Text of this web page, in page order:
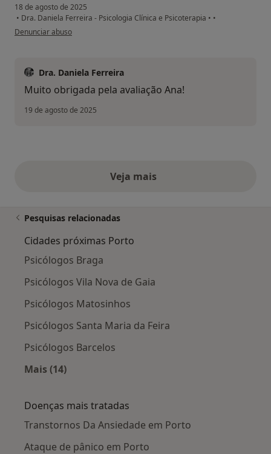
18 de agosto de 2025
• Dra. Daniela Ferreira - Psicologia Clínica e Psicoterapia • •
na opinião do utilizador Ana Oliveira
Denunciar abuso
Dra. Daniela Ferreira
Muito obrigada pela avaliação Ana!
19 de agosto de 2025
Veja maisopiniões acima
Pesquisas relacionadas
Cidades próximas Porto
Psicólogos Braga
Psicólogos Vila Nova de Gaia
Psicólogos Matosinhos
Psicólogos Santa Maria da Feira
Psicólogos Barcelos
Mais (14)
Doenças mais tratadas
Transtornos Da Ansiedade em Porto
Ataque de pânico em Porto